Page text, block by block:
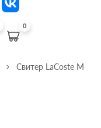
0
Свитер LaCoste M